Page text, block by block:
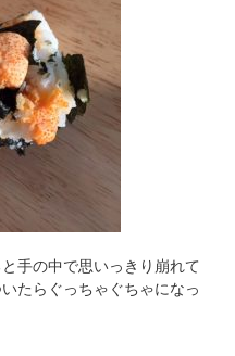
手の中で思いっきり崩れて
たらぐっちゃぐちゃになっ